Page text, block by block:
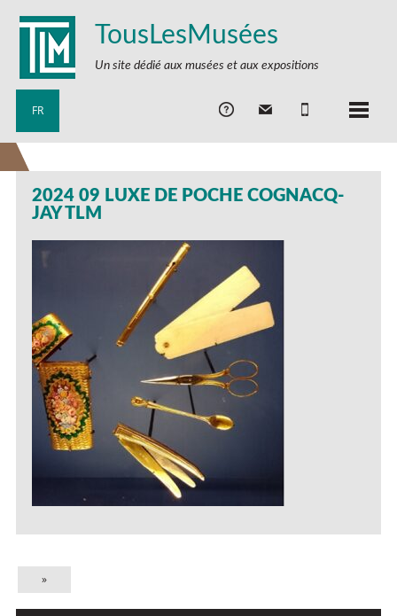
TousLesMusées
Un site dédié aux musées et aux expositions
FR
2024 09 LUXE DE POCHE COGNACQ-
JAY TLM
»